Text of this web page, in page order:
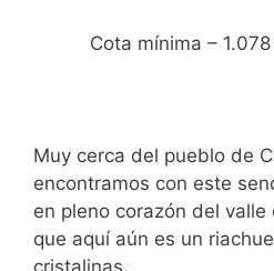
Cota mínima –
Muy cerca del pueblo de
encontramos con este
en pleno corazón del
que aquí aún es un